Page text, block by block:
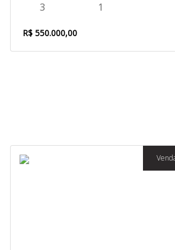
3 1
R$ 550.000,00